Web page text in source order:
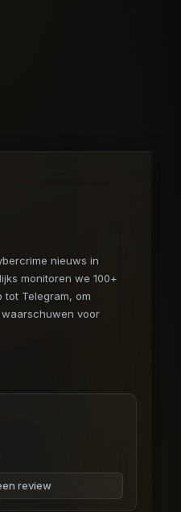
nieuws in
monitoren we 100+
Telegram, om
voor
review